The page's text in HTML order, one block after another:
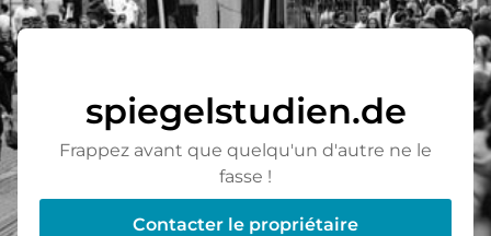
spiegelstudien.de
Frappez avant que quelqu'un d'autre ne le
fasse !
Contacter le propriétaire